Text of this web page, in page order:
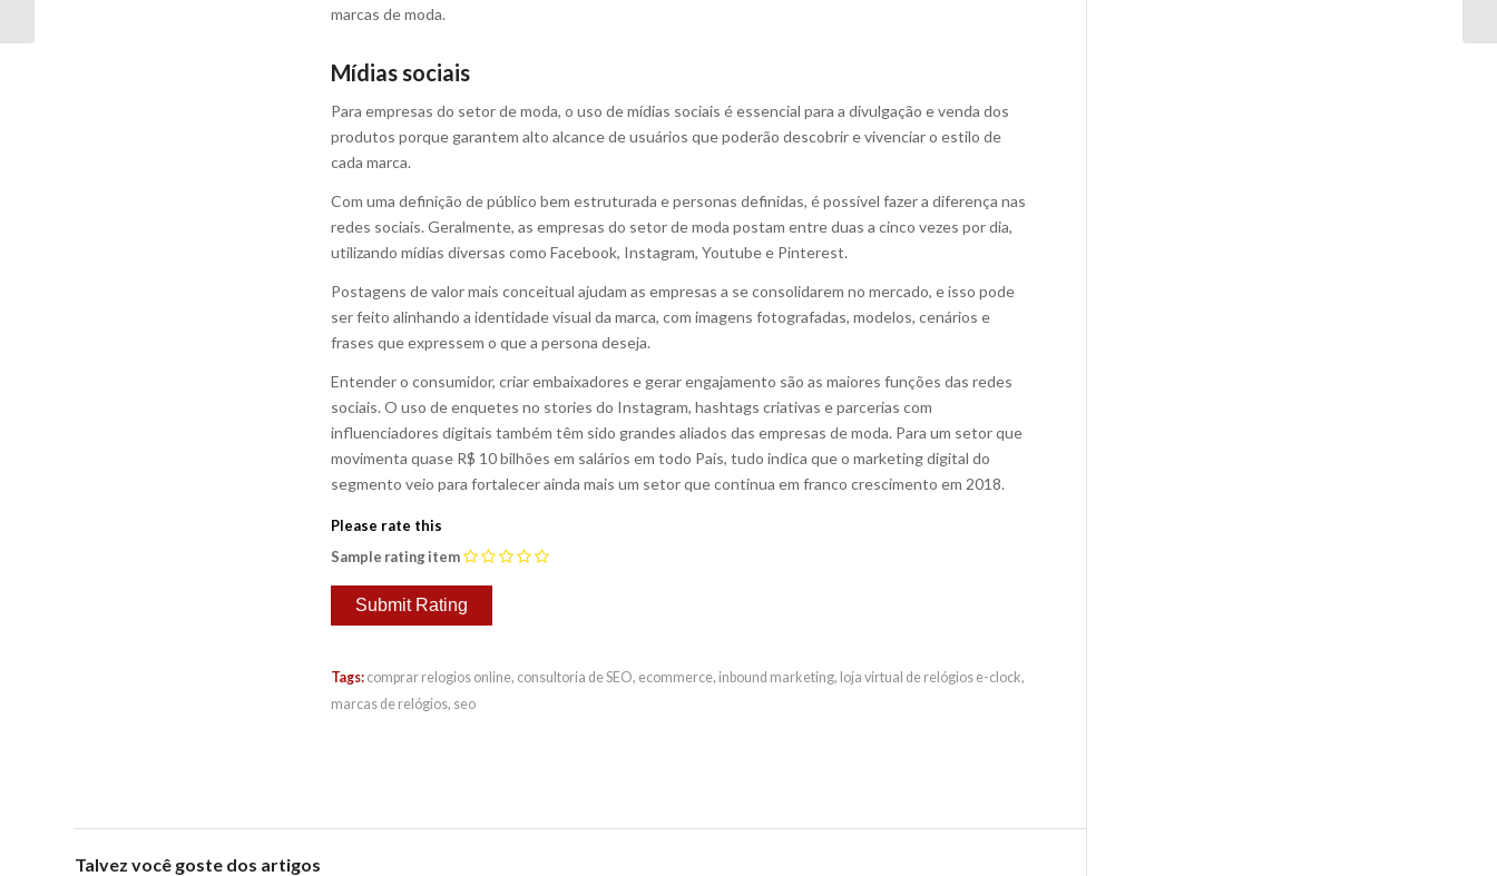
marcas de moda.
Mídias sociais
Para empresas do setor de moda, o uso de mídias sociais é essencial para a divulgação e venda dos
produtos porque garantem alto alcance de usuários que poderão descobrir e vivenciar o estilo de
cada marca.
Com uma definição de público bem estruturada e personas definidas, é possível fazer a diferença nas
redes sociais. Geralmente, as empresas do setor de moda postam entre duas a cinco vezes por dia,
utilizando mídias diversas como Facebook, Instagram, Youtube e Pinterest.
Postagens de valor mais conceitual ajudam as empresas a se consolidarem no mercado, e isso pode
ser feito alinhando a identidade visual da marca, com imagens fotografadas, modelos, cenários e
frases que expressem o que a persona deseja.
Entender o consumidor, criar embaixadores e gerar engajamento são as maiores funções das redes
sociais. O uso de enquetes no stories do Instagram, hashtags criativas e parcerias com
influenciadores digitais também têm sido grandes aliados das empresas de moda. Para um setor que
movimenta quase R$ 10 bilhões em salários em todo País, tudo indica que o marketing digital do
segmento veio para fortalecer ainda mais um setor que continua em franco crescimento em 2018.
Please rate this
Sample rating item
Tags: comprar relogios online, consultoria de SEO, ecommerce, inbound marketing, loja virtual de relógios e-clock,
marcas de relógios, seo
Talvez você goste dos artigos